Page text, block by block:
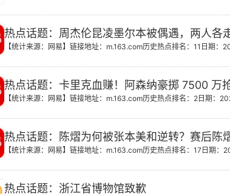
热点话题：周杰伦昆凌墨尔本被偶遇，两人各
【统计来源：网易】链接地址：m.163.com历史热点排名：11 日期：
热点话题：卡里克血赚！阿森纳豪掷 7500 万
【统计来源：网易】链接地址：m.163.com历史热点排名：2 日期：
热点话题：陈熠为何被张本美和逆转？赛后陈
【统计来源：网易】链接地址：m.163.com历史热点排名：17 日期：
热点话题：浙江省博物馆致歉